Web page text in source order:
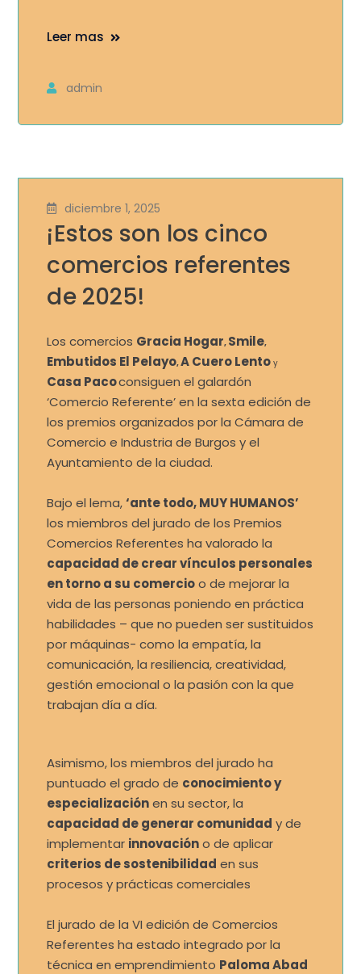
Leer mas
admin
diciembre 1, 2025
¡Estos son los cinco
comercios referentes
de 2025!
Los comercios Gracia Hogar, Smile,
Embutidos El Pelayo,A Cuero Lento y
Casa Pacoconsiguen el galardón
‘Comercio Referente’ en la sexta edición de
los premios organizados por la Cámara de
Comercio e Industria de Burgos y el
Ayuntamiento de la ciudad.
Bajo el lema,‘ante todo, MUY HUMANOS’
los miembros del jurado de los Premios
Comercios Referentes ha valorado la
capacidad de crear vínculos personales
en torno a su comercioo de mejorar la
vida de las personas poniendo en práctica
habilidades – que no pueden ser sustituidos
por máquinas- como la empatía, la
comunicación, la resiliencia, creatividad,
gestión emocional o la pasión con la que
trabajan día a día.
Asimismo, los miembros del jurado ha
puntuado el grado de conocimiento y
especializaciónen su sector, la
capacidad de generar comunidad y de
implementar innovacióno de aplicar
criterios de sostenibilidad en sus
procesos y prácticas comerciales
El jurado de la VI edición de Comercios
Referentes ha estado integrado por la
técnica en emprendimiento Paloma Abad